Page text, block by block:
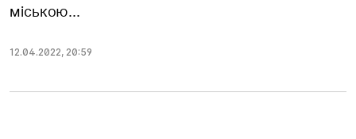
міською...
12.04.2022, 20:59